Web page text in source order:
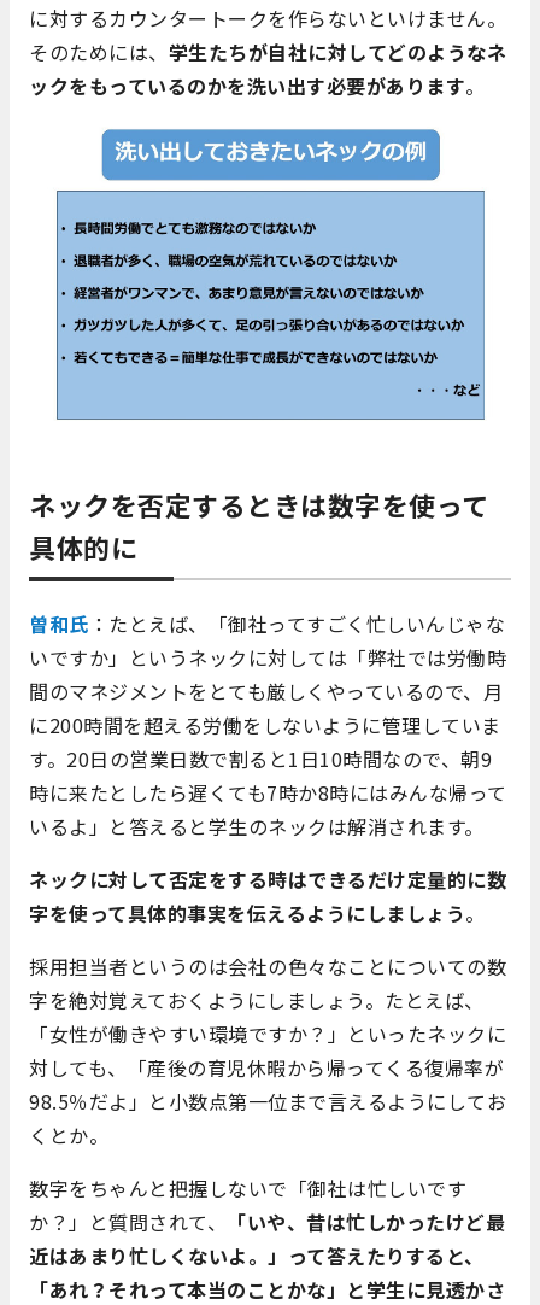
に対するカウンタートークを作らないといけません。
そのためには、 学生たちが自社に対してどのようなネ
ックをもっているのかを洗い出す必要があります。
ネックを否定するときは数字を使って
具体的に
曽和氏 ：たとえば、「御社ってすごく忙しいんじゃな
いですか」というネックに対しては「弊社では労働時
間のマネジメントをとても厳しくやっているので、月
に200時間を超える労働をしないように管理していま
す。20日の営業日数で割ると1日10時間なので、朝9
時に来たとしたら遅くても7時か8時にはみんな帰って
いるよ」と答えると学生のネックは解消されます。
ネックに対して否定をする時はできるだけ定量的に数
字を使って具体的事実を伝えるようにしましょう。
採用担当者というのは会社の色々なことについての数
字を絶対覚えておくようにしましょう。たとえば、
「女性が働きやすい環境ですか？」といったネックに
対しても、「産後の育児休暇から帰ってくる復帰率が
98.5％だよ」と小数点第一位まで言えるようにしてお
くとか。
数字をちゃんと把握しないで「御社は忙しいです
か？」と質問されて、
「いや、昔は忙しかったけど最
近はあまり忙しくないよ。」って答えたりすると、
「あれ？それって本当のことかな」と学生に見透かさ